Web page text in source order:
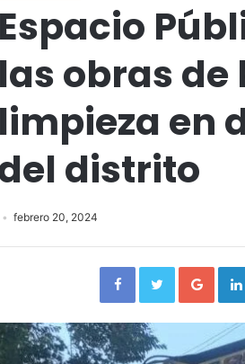
Espacio
las obras de
limpieza en
distrito
febrero 20, 2024
FacebookTwitter